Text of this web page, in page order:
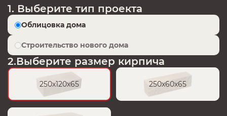
1. Выберите тип проекта
Облицовка дома
Строительство нового дома
2.Выберите размер кирпича
250х120х65 250х60х65